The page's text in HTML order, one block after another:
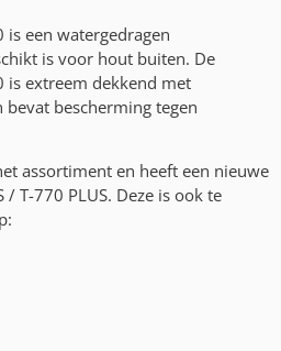
is een watergedragen
is voor hout buiten. De
is extreem dekkend met
bescherming tegen
assortiment en heeft een nieuwe
T-770 PLUS. Deze is ook te